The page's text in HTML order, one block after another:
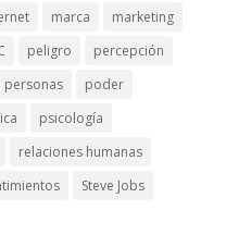
marca
marketing
peligro
percepción
personas
poder
psicología
relaciones humanas
Steve Jobs